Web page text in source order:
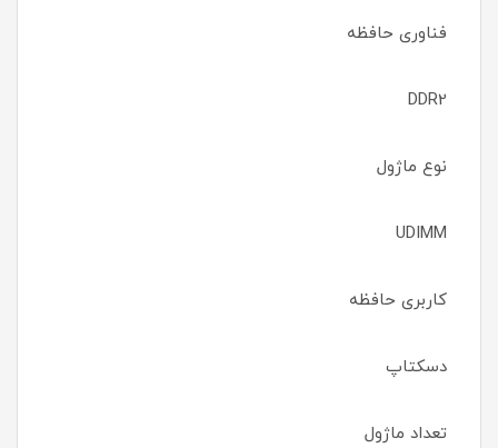
فناوری حافظه
DDR2
نوع ماژول
UDIMM
کاربری حافظه
دسکتاپ
تعداد ماژول